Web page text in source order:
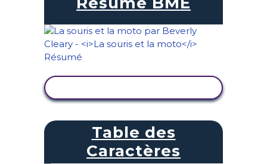
Table des
Caractères